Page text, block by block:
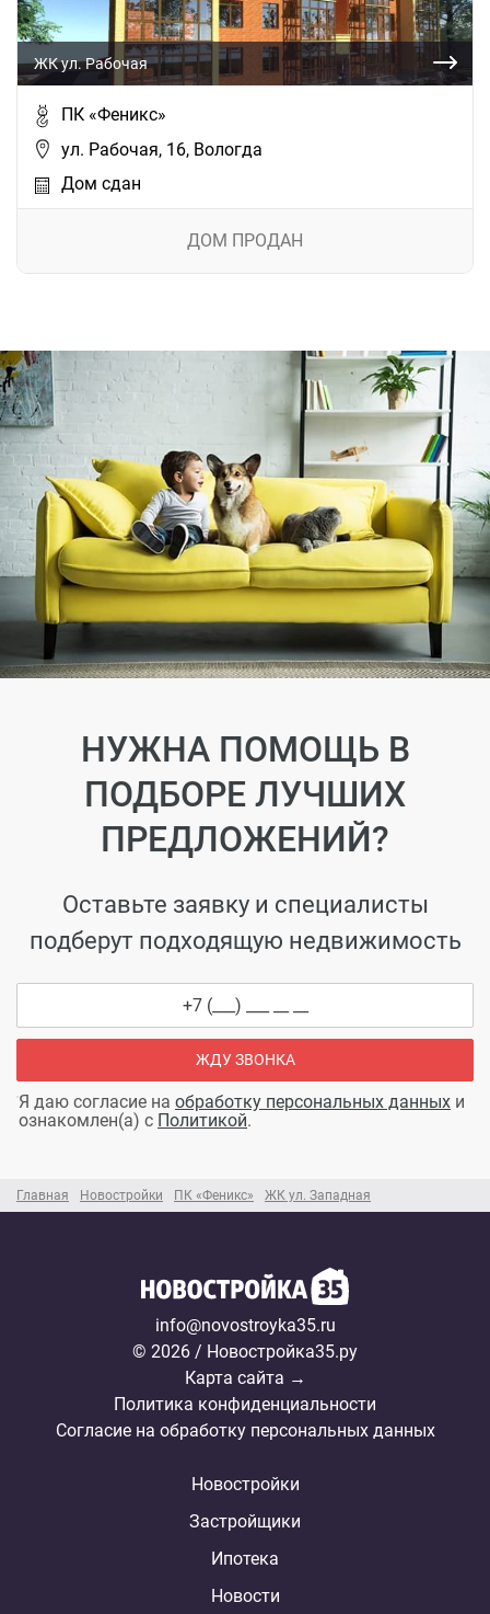
Главная Новостройки ПК «Феникс» ЖК ул. Западная
ЖК ул. Рабочая
ПК «Феникс»
ул. Рабочая, 16, Вологда
Дом сдан
ДОМ ПРОДАН
НУЖНА ПОМОЩЬ В
ПОДБОРЕ ЛУЧШИХ
ПРЕДЛОЖЕНИЙ?
Оставьте заявку и специалисты
подберут подходящую недвижимость
ЖДУ ЗВОНКА
Я даю согласие на обработку персональных данных и
ознакомлен(а) с Политикой.
info@novostroyka35.ru
© 2026 / Новостройка35.ру
Карта сайта →
Политика конфиденциальности
Согласие на обработку персональных данных
Новостройки
Застройщики
Ипотека
Новости